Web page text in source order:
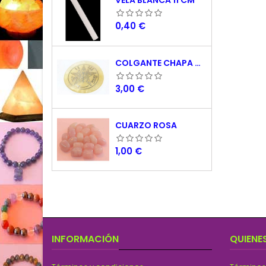
Precio
0,40 €
COLGANTE CHAPA NACAR TETRAGRAMATON 5 CM
Precio
3,00 €
CUARZO ROSA
Precio
1,00 €
INFORMACIÓN